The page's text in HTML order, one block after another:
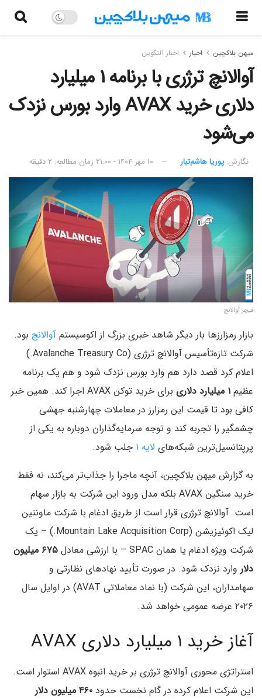
میهن بلاکچین اخبار اخبار آلتکوین
آوالانچ ترژری با برنامه ۱ میلیارد
دلاری خرید AVAX وارد بورس نزدک
می‌شود
نگارش:‌ پوریا هاشم‌تبار ۱۰ مهر ۱۴۰۴ - ۲۱:۰۰ زمان مطالعه: ۲ دقیقه
فیچر آوالانچ
بازار رمزارزها بار دیگر شاهد خبری بزرگ از اکوسیستم آوالانچ بود.
شرکت تازه‌تأسیس آوالانچ ترژری (Avalanche Treasury Co.)
اعلام کرد قصد دارد هم وارد بورس نزدک شود و هم یک برنامه
عظیم ۱ میلیارد دلاری
برای خرید توکن AVAX اجرا کند. همین خبر
کافی بود تا قیمت این رمزارز در معاملات چهارشنبه جهشی
چشمگیر را تجربه کند و توجه سرمایه‌گذاران دوباره به یکی از
پرپتانسیل‌ترین شبکه‌های لایه‌ ۱
جلب شود.
به گزارش میهن بلاکچین، آنچه ماجرا را جذاب‌تر می‌کند، نه فقط
خرید سنگین AVAX بلکه مدل ورود این شرکت به بازار سهام
است. آوالانچ ترژری قرار است از طریق ادغام با شرکت ماونتین
لیک اکوئیزیشن (Mountain Lake Acquisition Corp.) – یک
شرکت ویژه ادغام یا همان SPAC – با ارزشی معادل
۶۷۵ میلیون
دلاروارد نزدک شود. در صورت تأیید نهادهای نظارتی و
سهامداران، این شرکت (با نماد معاملاتی AVAT) در اوایل سال
۲۰۲۶ عرضه عمومی خواهد شد.
آغاز خرید ۱ میلیارد دلاری AVAX
استراتژی محوری آوالانچ ترژری بر خرید انبوه AVAX استوار است.
این شرکت اعلام کرده در گام نخست حدود ۴۶۰ میلیون دلار